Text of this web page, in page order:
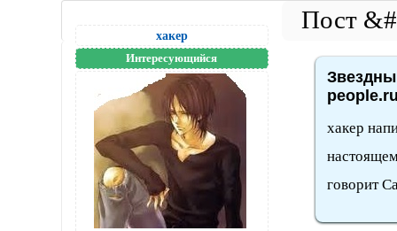
хакер
Интересующийся
хакер
говорит